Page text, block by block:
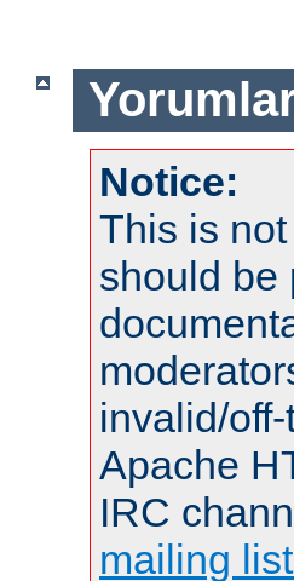
Notice:
This is
should be
invalid/
Apache
IRC
mailing